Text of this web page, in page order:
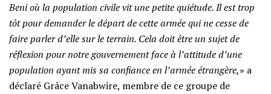
Beni où la population civile vit une petite quiétude. Il est trop
tôt pour demander le départ de cette armée qui ne cesse de
faire parler d’elle sur le terrain. Cela doit être un sujet de
réflexion pour notre gouvernement face à l’attitude d’une
population ayant mis sa confiance en l’armée étrangère,» a
déclaré Grâce Vanabwire, membre de ce groupe de